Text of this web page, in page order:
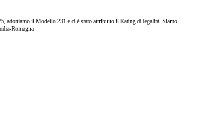
adottiamo il Modello 231 e ci è stato attribuito il Rating di legalità. Siamo
Romagna